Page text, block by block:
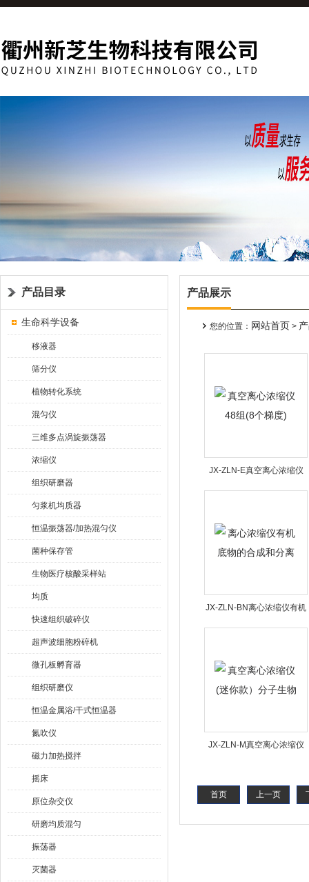
产品目录
生命科学设备
移液器
筛分仪
植物转化系统
混匀仪
三维多点涡旋振荡器
浓缩仪
组织研磨器
匀浆机均质器
恒温振荡器/加热混匀仪
菌种保存管
生物医疗核酸采样站
均质
快速组织破碎仪
超声波细胞粉碎机
微孔板孵育器
组织研磨仪
恒温金属浴/干式恒温器
氮吹仪
磁力加热搅拌
摇床
原位杂交仪
研磨均质混匀
振荡器
灭菌器
产品展示
您的位置： 网站首页 >
JX-ZLN-E真空离心浓缩仪
48组(8个梯度)
JX-ZLN-BN离心浓缩仪有机
底物的合成和分离
JX-ZLN-M真空离心浓缩仪
首页 上一页